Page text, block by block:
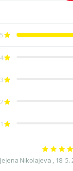
5
4
3
2
1
Atsauksmes 100%
Jeļena Nikolajeva , 18. 5.